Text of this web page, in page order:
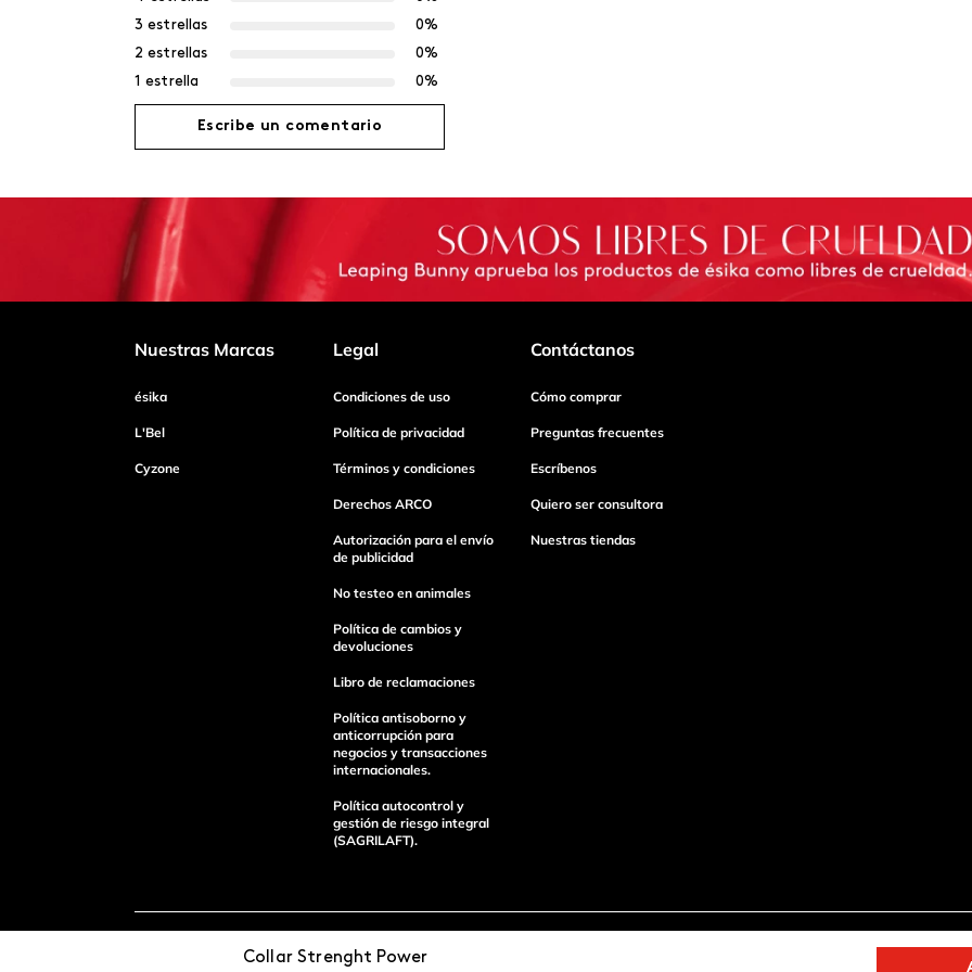
Collar Strenght Power
3 estrellas
0%
2 estrellas
0%
1 estrella
0%
Escribe un comentario
Agregar comentario
Título
Tu nombre
Enviar Comentario
Nuestras Marcas
ésika
L'Bel
Cyzone
Legal
Condiciones de uso
Política de privacidad
Términos y condiciones
Derechos ARCO
Autorización para el envío
de publicidad
No testeo en animales
Política de cambios y
devoluciones
Libro de reclamaciones
Política antisoborno y
anticorrupción para
negocios y transacciones
internacionales.
Política autocontrol y
gestión de riesgo integral
(SAGRILAFT).
Contáctanos
Cómo comprar
Preguntas frecuentes
Escríbenos
Quiero ser consultora
Nuestras tiendas
Pagos 100%
Entregas a todo